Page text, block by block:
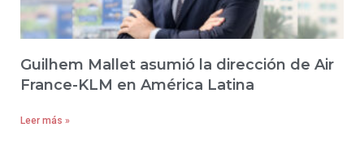
Guilhem Mallet asumió la dirección de Air
France-KLM en América Latina
Leer más »